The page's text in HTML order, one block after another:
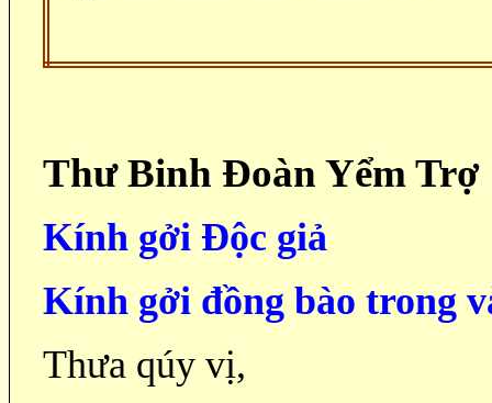
Thư Binh Đoàn Yểm Trợ
Kính gởi Độc giả
Kính gởi đồng bào trong
Thưa qúy vị,